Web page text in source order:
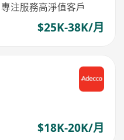
注服務高淨值客戶
$25K-38K/月
$18K-20K/月